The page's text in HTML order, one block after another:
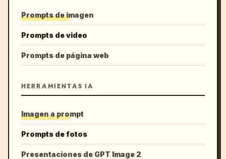
Prompts de imagen
Prompts de video
Prompts de página web
HERRAMIENTAS IA
Imagen a prompt
Prompts de fotos
Presentaciones de GPT Image 2